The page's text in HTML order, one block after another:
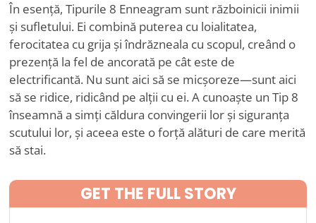
În esență, Tipurile 8 Enneagram sunt războinicii inimii
și sufletului. Ei combină puterea cu loialitatea,
ferocitatea cu grija și îndrăzneala cu scopul, creând o
prezență la fel de ancorată pe cât este de
electrificantă. Nu sunt aici să se micșoreze—sunt aici
să se ridice, ridicând pe alții cu ei. A cunoaște un Tip 8
înseamnă a simți căldura convingerii lor și siguranța
scutului lor, și aceea este o forță alături de care merită
să stai.
GET THE FULL STORY